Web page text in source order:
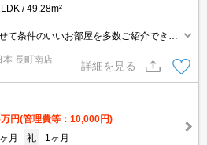
49.28m²
て条件のいいお部屋を多数ご紹介できま
はタウンハウジングへ
本 長町南店
詳細を見る
万円(管理費等：10,000円)
月 礼
1ヶ月